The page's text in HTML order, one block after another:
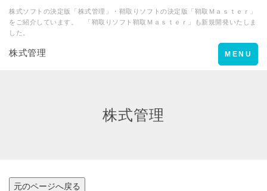
株式ソフトの決定版「株式管理」・鞘取りソフトの決定版「鞘取Ｍａｓｔｅｒ」
をご紹介しています。 「鞘取りソフト鞘取Ｍａｓｔｅｒ」も新規開発いたしま
した。
株式管理
Toggle
navigation
MENU
株式管理